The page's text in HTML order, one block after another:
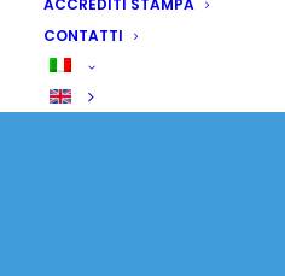
ACCREDITI STAMPA
CONTATTI